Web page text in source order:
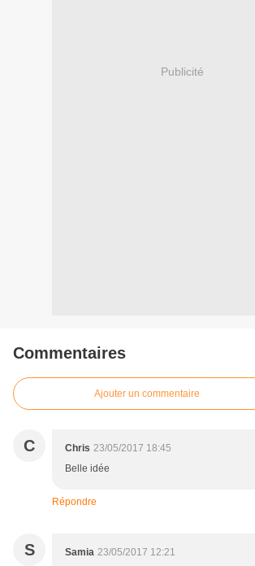
Publicité
Commentaires
Ajouter un commentaire
C Chris 23/05/2017 18:45
Belle idée
Répondre
S Samia 23/05/2017 12:21